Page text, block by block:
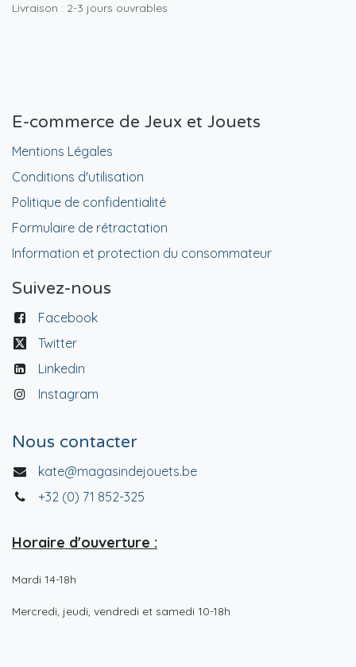
Livraison : 2-3 jours ouvrables
E-commerce de Jeux et Jouets
Mentions Légales
Conditions d'utilisation
Politique de confidentialité
Formulaire de rétractation
Information et protection du consommateur
Suivez-nous
Facebook
Twitter
Linkedin
Instagram
Nous contacter
kate@magasindejouets.be
+32 (0) 71 852-325
Horaire d'ouverture :
Mardi 14-18h
Mercredi, jeudi, vendredi et samedi 10-18h